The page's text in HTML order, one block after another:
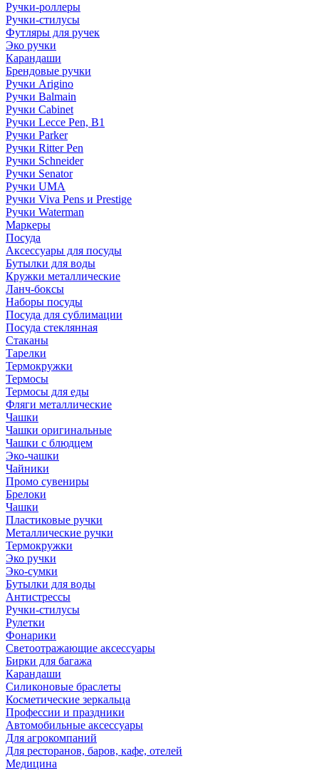
Ручки-роллеры
Ручки-стилусы
Футляры для ручек
Эко ручки
Карандаши
Брендовые ручки
Ручки Arigino
Ручки Balmain
Ручки Cabinet
Ручки Lecce Pen, B1
Ручки Parker
Ручки Ritter Pen
Ручки Schneider
Ручки Senator
Ручки UMA
Ручки Viva Pens и Prestige
Ручки Waterman
Маркеры
Посуда
Аксессуары для посуды
Бутылки для воды
Кружки металлические
Ланч-боксы
Наборы посуды
Посуда для сублимации
Посуда стеклянная
Стаканы
Тарелки
Термокружки
Термосы
Термосы для еды
Фляги металлические
Чашки
Чашки оригинальные
Чашки с блюдцем
Эко-чашки
Чайники
Промо сувениры
Брелоки
Чашки
Пластиковые ручки
Металлические ручки
Термокружки
Эко ручки
Эко-сумки
Бутылки для воды
Антистрессы
Ручки-стилусы
Рулетки
Фонарики
Светоотражающие аксессуары
Бирки для багажа
Карандаши
Силиконовые браслеты
Косметические зеркальца
Профессии и праздники
Автомобильные аксессуары
Для агрокомпаний
Для ресторанов, баров, кафе, отелей
Медицина